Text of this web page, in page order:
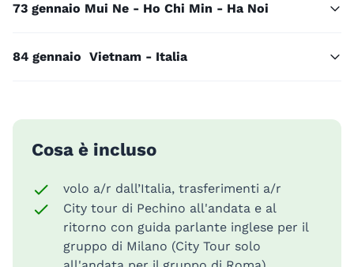
73 gennaio Mui Ne - Ho Chi Min - Ha Noi
84 gennaio Vietnam - Italia
Cosa è incluso
volo a/r dall’Italia, trasferimenti a/r
City tour di Pechino all'andata e al
ritorno con guida parlante inglese per il
gruppo di Milano (City Tour solo